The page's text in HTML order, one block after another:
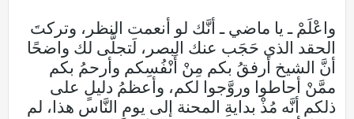
واعْلَمْ ـ يا ماضي ـ أنَّك لو أنعمت النظر، وتركتَ
الحقد الذي حَجَب عنك البصر، لَتجلَّى لك واضحًا
أنَّ الشيخ أرفقُ بكم مِنْ أَنْفُسِكم وأرحمُ بكم
ممَّنْ أحاطوا وروَّجوا لكم، وأعظمُ دليلٍ على
ذلكم أنَّه مُذْ بدايةِ المحنة إلى يومِ النَّاس هذا، لم